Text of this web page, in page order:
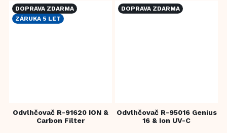
DOPRAVA ZDARMA
ZÁRUKA 5 LET
Odvlhčovač R-91620 ION &
Carbon Filter
DOPRAVA ZDARMA
Odvlhčovač R-95016 Genius
16 & Ion UV-C